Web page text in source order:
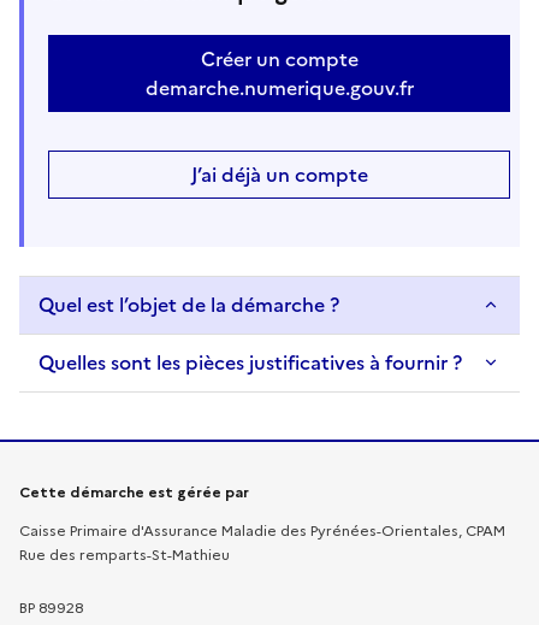
Créer un compte
demarche.numerique.gouv.fr
J’ai déjà un compte
Quel est l’objet de la démarche ?
Quelles sont les pièces justificatives à fournir ?
Informations sur la démarche
Cette démarche est gérée par
Caisse Primaire d'Assurance Maladie des Pyrénées-Orientales, CPAM
Rue des remparts-St-Mathieu
BP 89928